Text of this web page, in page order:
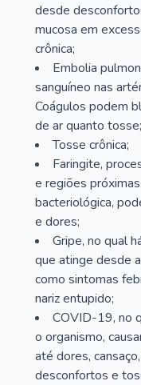
desde
mucosa em
crônica;
Embolia
sanguíneo nas
Coágulos podem
de ar quanto tosse;
Tosse crônica;
Faringite,
e regiões
bacteriológica,
e dores;
Gripe, no qual
que atinge desde
como sintomas
nariz entupido;
COVID-19, no
o organismo,
até dores,
desconfortos e